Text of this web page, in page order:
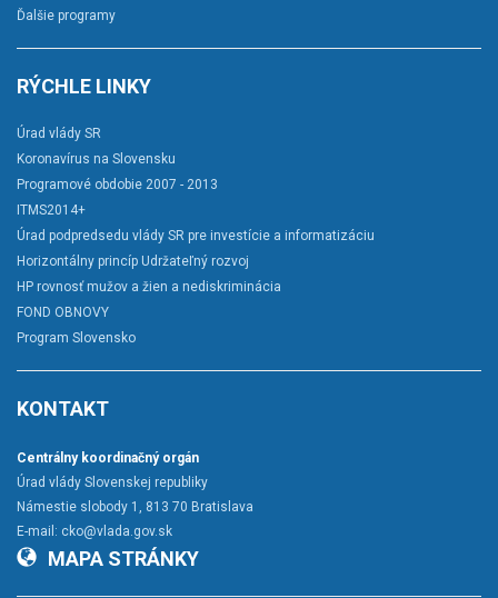
Ďalšie programy
RÝCHLE LINKY
Úrad vlády SR
Koronavírus na Slovensku
Programové obdobie 2007 - 2013
ITMS2014+
Úrad podpredsedu vlády SR pre investície a informatizáciu
Horizontálny princíp Udržateľný rozvoj
HP rovnosť mužov a žien a nediskriminácia
FOND OBNOVY
Program Slovensko
KONTAKT
Centrálny koordinačný orgán
Úrad vlády Slovenskej republiky
Námestie slobody 1, 813 70 Bratislava
E-mail: cko@vlada.gov.sk
MAPA STRÁNKY